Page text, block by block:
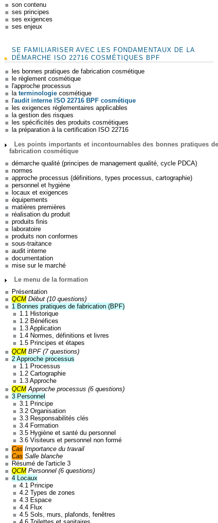
Très bien structuré. Anthony. 23/07/2019 ⭐⭐⭐⭐⭐
son contenu
ses principes
ses exigences
ses enjeux
SE FAMILIARISER AVEC LES FONDAMENTAUX DE LA
DÉMARCHE ISO 22716 COSMÉTIQUES BPF
les bonnes pratiques de fabrication cosmétique
le règlement cosmétique
l'approche processus
laterminologie cosmétique
l'audit interne ISO 22716 BPF cosmétique
les exigences réglementaires applicables
la gestion des risques
les spécificités des produits cosmétiques
la préparation à la certification ISO 22716
Les points importants et incontournables des bonnes pratiques
fabrication cosmétique
démarche qualité (principes de management qualité, cycle PDCA)
normes
approche processus (définitions, types processus, cartographie)
personnel et hygiène
locaux et exigences
équipements
matières premières
réalisation du produit
produits finis
laboratoire
produits non conformes
sous-traitance
audit interne
documentation
mise sur le marché
Le menu de la formation
Présentation
QCM Début (10 questions)
1 Bonnes pratiques de fabrication (BPF)
1.1 Historique
1.2 Bénéfices
1.3 Application
1.4 Normes, définitions et livres
1.5 Principes et étapes
QCM BPF (7 questions)
2 Approche processus
1.1 Processus
1.2 Cartographie
1.3 Approche
QCM Approche processus (6 questions)
3 Personnel
3.1 Principe
3.2 Organisation
3.3 Responsabilités clés
3.4 Formation
3.5 Hygiène et santé du personnel
3.6 Visiteurs et personnel non formé
Cas Importance du travail
Cas Salle blanche
Résumé de l'article 3
QCM Personnel (6 questions)
4 Locaux
4.1 Principe
4.2 Types de zones
4.3 Espace
4.4 Flux
4.5 Sols, murs, plafonds, fenêtres